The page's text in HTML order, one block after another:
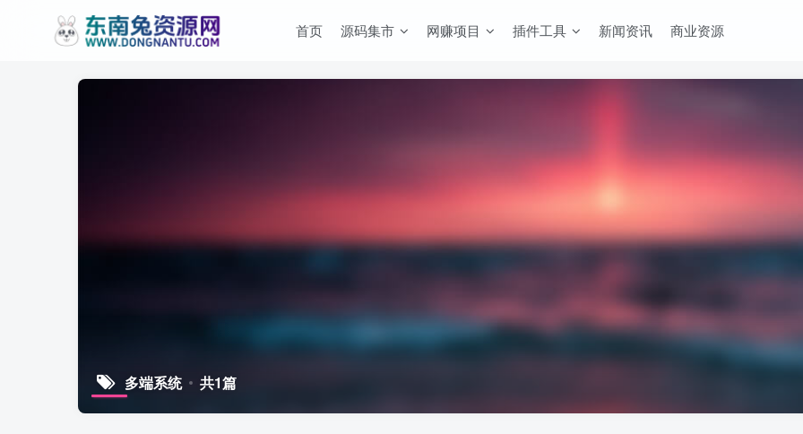
首页 源码集市 网赚项目 插件工具 新闻资讯 商业资源
多端系统 共1篇